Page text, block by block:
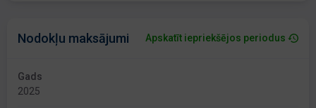
Nodokļu maksājumi Apskatīt iepriekšējos periodus
Gads
2025